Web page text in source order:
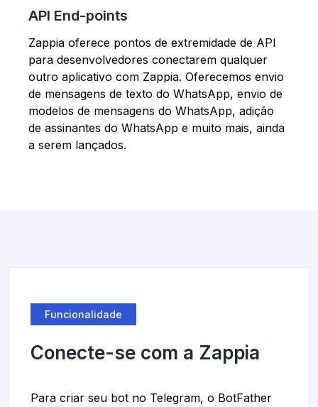
API End-points
Zappia oferece pontos de extremidade de API
para desenvolvedores conectarem qualquer
outro aplicativo com Zappia. Oferecemos envio
de mensagens de texto do WhatsApp, envio de
modelos de mensagens do WhatsApp, adição
de assinantes do WhatsApp e muito mais, ainda
a serem lançados.
Funcionalidade
Conecte-se com a Zappia
Para criar seu bot no Telegram, o BotFather